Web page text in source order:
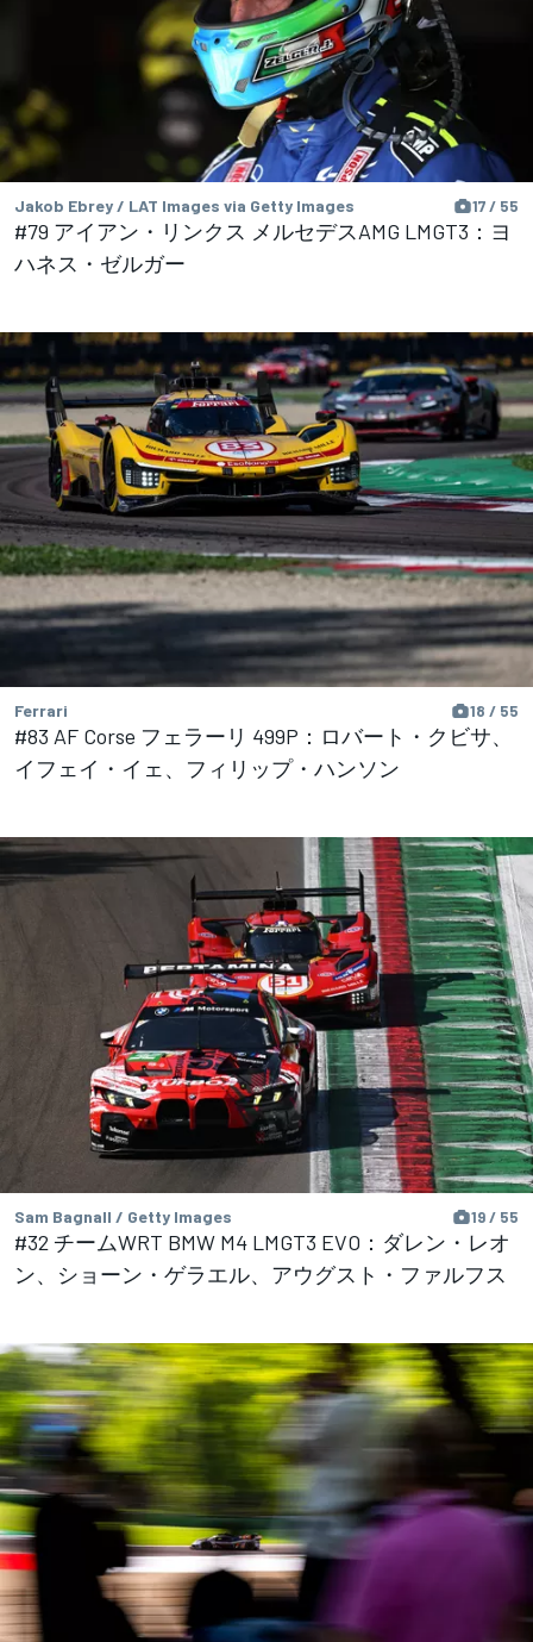
Jakob Ebrey / LAT Images via Getty Images 17 / 55
#79 アイアン・リンクス メルセデスAMG LMGT3：ヨ
ハネス・ゼルガー
Ferrari 18 / 55
#83 AF Corse フェラーリ 499P：ロバート・クビサ、
イフェイ・イェ、フィリップ・ハンソン
Sam Bagnall / Getty Images 19 / 55
#32 チームWRT BMW M4 LMGT3 EVO：ダレン・レオ
ン、ショーン・ゲラエル、アウグスト・ファルフス